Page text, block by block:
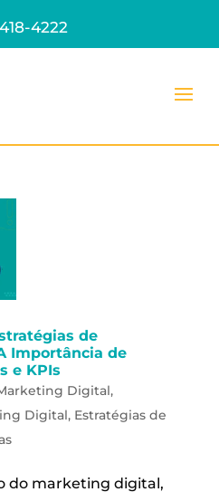
4222
de
Importância de
e KPIs
Digital,
Digital, Estratégias de
do marketing digital,